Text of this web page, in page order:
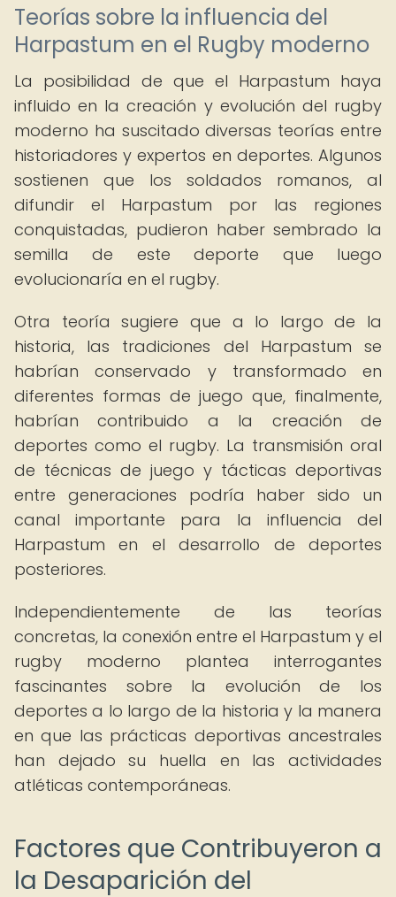
Teorías sobre la influencia del
Harpastum en el Rugby moderno
La posibilidad de que el Harpastum haya
influido en la creación y evolución del rugby
moderno ha suscitado diversas teorías entre
historiadores y expertos en deportes. Algunos
sostienen que los soldados romanos, al
difundir el Harpastum por las regiones
conquistadas, pudieron haber sembrado la
semilla de este deporte que luego
evolucionaría en el rugby.
Otra teoría sugiere que a lo largo de la
historia, las tradiciones del Harpastum se
habrían conservado y transformado en
diferentes formas de juego que, finalmente,
habrían contribuido a la creación de
deportes como el rugby. La transmisión oral
de técnicas de juego y tácticas deportivas
entre generaciones podría haber sido un
canal importante para la influencia del
Harpastum en el desarrollo de deportes
posteriores.
Independientemente de las teorías
concretas, la conexión entre el Harpastum y el
rugby moderno plantea interrogantes
fascinantes sobre la evolución de los
deportes a lo largo de la historia y la manera
en que las prácticas deportivas ancestrales
han dejado su huella en las actividades
atléticas contemporáneas.
Factores que Contribuyeron a
la Desaparición del